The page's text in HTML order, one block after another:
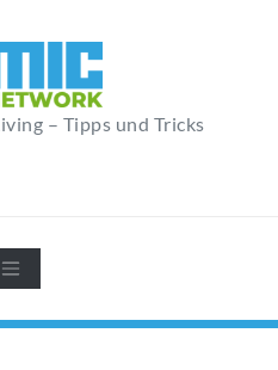
– Tipps und Tricks